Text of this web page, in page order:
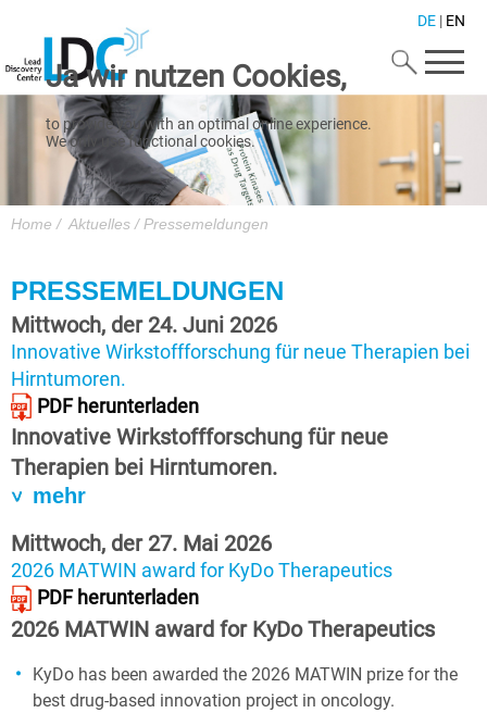
DE | EN
Home / Aktuelles / Pressemeldungen
PRESSEMELDUNGEN
Mittwoch, der 24. Juni 2026
Innovative Wirkstoffforschung für neue Therapien bei
Hirntumoren.
PDF herunterladen
Innovative Wirkstoffforschung für neue
Therapien bei Hirntumoren.
mehr
Mittwoch, der 27. Mai 2026
2026 MATWIN award for KyDo Therapeutics
PDF herunterladen
2026 MATWIN award for KyDo Therapeutics
KyDo has been awarded the 2026 MATWIN prize for the
best drug-based innovation project in oncology.
Ja wir nutzen Cookies,
to provide you with an optimal online experience.
We only use functional cookies.
We also use Google Maps and Mailchimp.
For using this website please click on "Accept".
Zustimmen
Impressum